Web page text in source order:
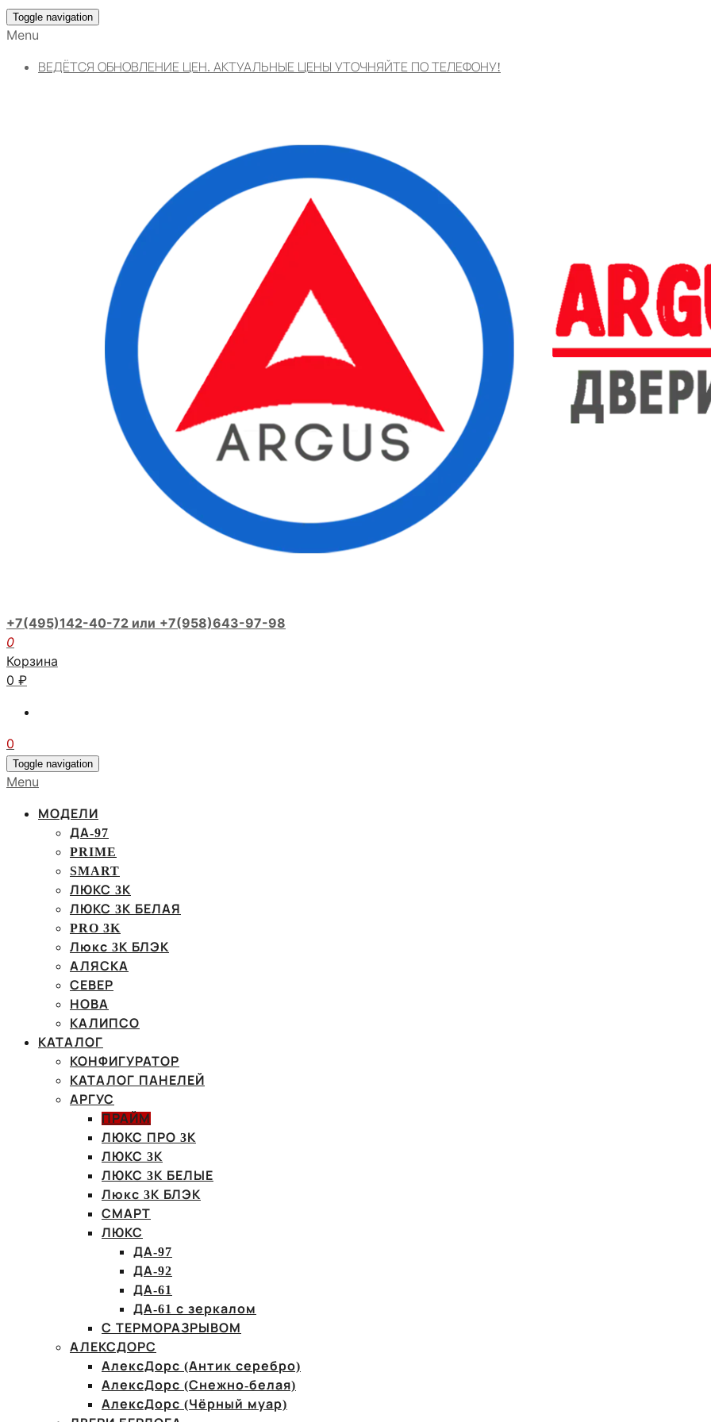
Toggle navigation
Menu
ВЕДЁТСЯ ОБНОВЛЕНИЕ ЦЕН. АКТУАЛЬНЫЕ ЦЕНЫ УТОЧНЯЙТЕ ПО ТЕЛЕФОНУ!
+7(495)142-40-72 или +7(958)643-97-98
0
Корзина
0 ₽
0
Toggle navigation
Menu
МОДЕЛИ
ДА-97
PRIME
SMART
ЛЮКС 3К
ЛЮКС 3К БЕЛАЯ
PRO 3K
Люкс 3К БЛЭК
АЛЯСКА
СЕВЕР
НОВА
КАЛИПСО
КАТАЛОГ
КОНФИГУРАТОР
КАТАЛОГ ПАНЕЛЕЙ
АРГУС
ПРАЙМ
ЛЮКС ПРО 3К
ЛЮКС 3К
ЛЮКС 3К БЕЛЫЕ
Люкс 3К БЛЭК
СМАРТ
ЛЮКС
ДА-97
ДА-92
ДА-61
ДА-61 с зеркалом
С ТЕРМОРАЗРЫВОМ
АЛЕКСДОРС
АлексДорс (Антик серебро)
АлексДорс (Снежно-белая)
АлексДорс (Чёрный муар)